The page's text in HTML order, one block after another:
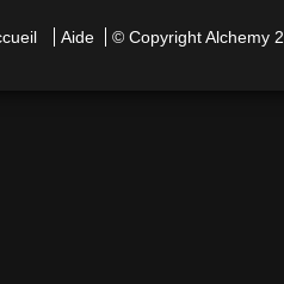
Aide © CopyrightAlchemy